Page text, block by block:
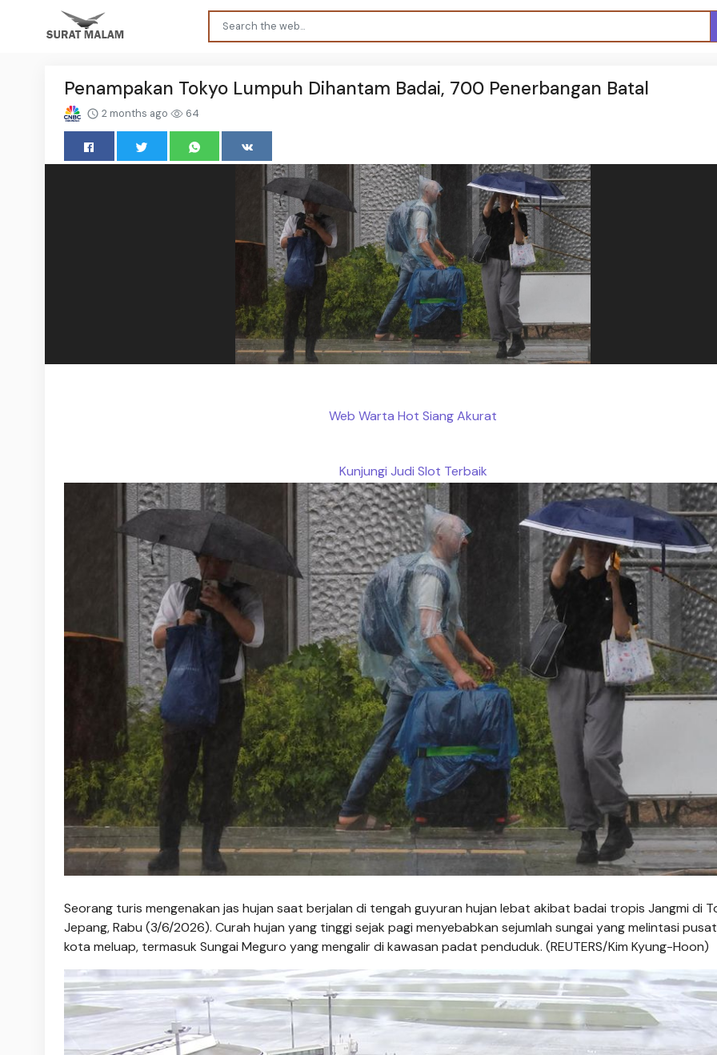
Penampakan Tokyo Lumpuh Dihantam Badai, 700 Penerbangan Batal
2 months ago 64
Web Warta Hot Siang Akurat
Kunjungi Judi Slot Terbaik
Seorang turis mengenakan jas hujan saat berjalan di tengah guyuran hujan lebat akibat badai tropis Jangmi di
Jepang, Rabu (3/6/2026). Curah hujan yang tinggi sejak pagi menyebabkan sejumlah sungai yang melintasi
kota meluap, termasuk Sungai Meguro yang mengalir di kawasan padat penduduk. (REUTERS/Kim Kyung-Hoon)